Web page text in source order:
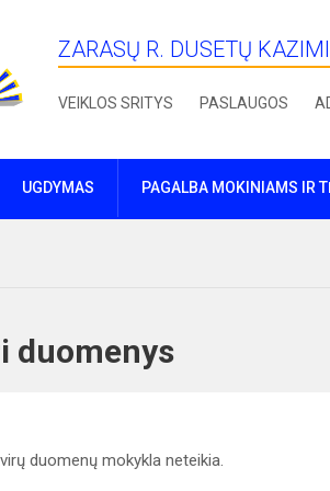
ZARASŲ R. DUSETŲ
VEIKLOS SRITYS PASLAUGOS
UGDYMAS PAGALBA MOKINIAMS IR
duomenys
duomenų mokykla neteikia.